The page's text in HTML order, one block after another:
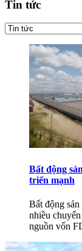
Tin tức
Bất động
triển mạnh
Bất động
nhiều
nguồn vốn